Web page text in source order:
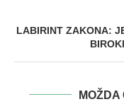
LABIRINT ZAKONA:
MOŽDA